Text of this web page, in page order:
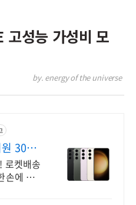
고성능 가성비 모
by. energy of the universe
30일
로켓배송
손에 쏙